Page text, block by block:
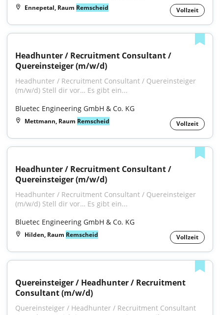
Ennepetal, Raum Remscheid Vollzeit
Headhunter / Recruitment Consultant /
Quereinsteiger (m/w/d)
Headhunter / Recruitment Consultant / Quereinsteiger
(m/w/d) Stell dir vor… Es gibt ein...
Bluetec Engineering GmbH & Co. KG
Mettmann, Raum Remscheid Vollzeit
Headhunter / Recruitment Consultant /
Quereinsteiger (m/w/d)
Headhunter / Recruitment Consultant / Quereinsteiger
(m/w/d) Stell dir vor… Es gibt ein...
Bluetec Engineering GmbH & Co. KG
Hilden, Raum Remscheid Vollzeit
Quereinsteiger / Headhunter / Recruitment
Consultant (m/w/d)
Quereinsteiger / Headhunter / Recruitment Consultant